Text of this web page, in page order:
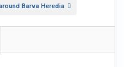
Barva Heredia